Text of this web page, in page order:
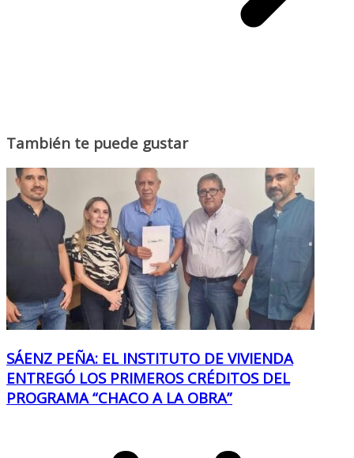
También te puede gustar
SÁENZ PEÑA: EL INSTITUTO DE VIVIENDA
ENTREGÓ LOS PRIMEROS CRÉDITOS DEL
PROGRAMA “CHACO A LA OBRA”